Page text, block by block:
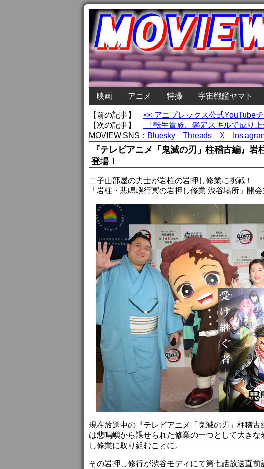
映画 アニメ 特撮 宇宙戦艦ヤマト
【前の記事】 << アニプレックス公式YouTube
【次の記事】
『転生貴族、鑑定スキルで成り
MOVIEW SNS： Bluesky Threads X
『テレビアニメ「鬼滅の刃」柱稽古編』
登場！
二子山部屋の力士が岩柱の岩押し修業に挑戦！
「岩柱・悲鳴嶼行冥の岩押し修業 渋谷場所」開会
現在放送中の『テレビアニメ「鬼滅の刃」柱稽
は悲鳴嶼から課せられた修業の一つとして大き
し修業に取り組むことに。
その岩押し修行が渋谷モディにて第七話放送直